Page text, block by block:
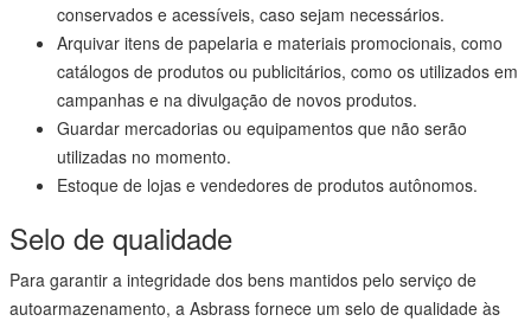
conservados e acessíveis, caso sejam necessários.
Arquivar itens de papelaria e materiais promocionais, como
catálogos de produtos ou publicitários, como os utilizados em
campanhas e na divulgação de novos produtos.
Guardar mercadorias ou equipamentos que não serão
utilizadas no momento.
Estoque de lojas e vendedores de produtos autônomos.
Selo de qualidade
Para garantir a integridade dos bens mantidos pelo serviço de
autoarmazenamento, a Asbrass fornece um selo de qualidade às